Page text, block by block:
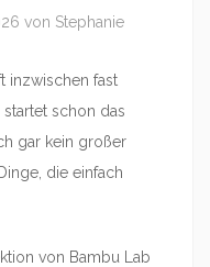
von Stephanie
inzwischen fast
schon das
gar kein großer
die einfach
von Bambu Lab